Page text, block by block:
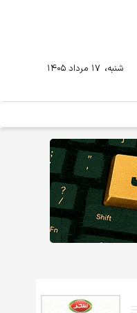
شنبه، ۱۷ مرداد ۱۴۰۵